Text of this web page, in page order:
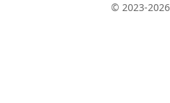
© 2023-2026